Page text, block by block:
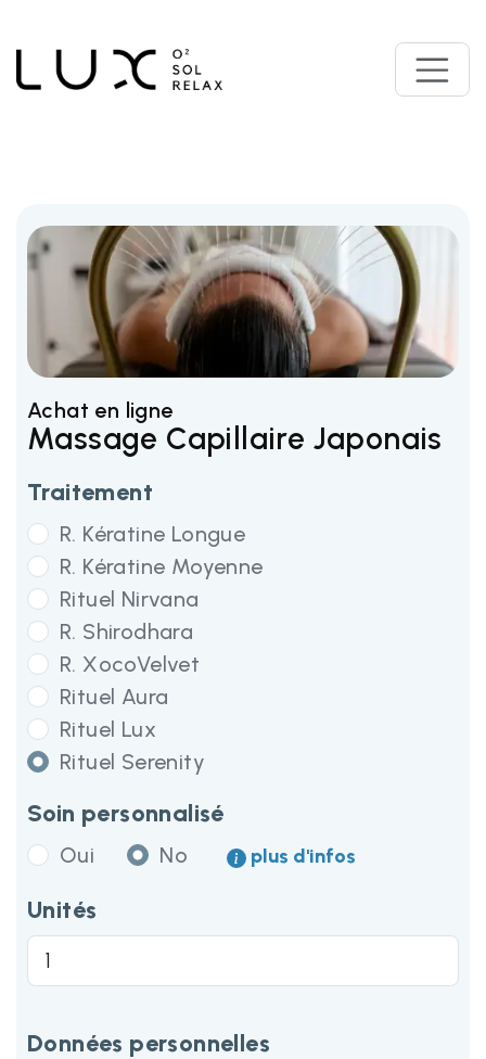
Achat en ligne
Massage Capillaire Japonais
Traitement
R. Kératine Longue
R. Kératine Moyenne
Rituel Nirvana
R. Shirodhara
R. XocoVelvet
Rituel Aura
Rituel Lux
Rituel Serenity
Soin personnalisé
Oui No plus d'infos
Unités
Données personnelles